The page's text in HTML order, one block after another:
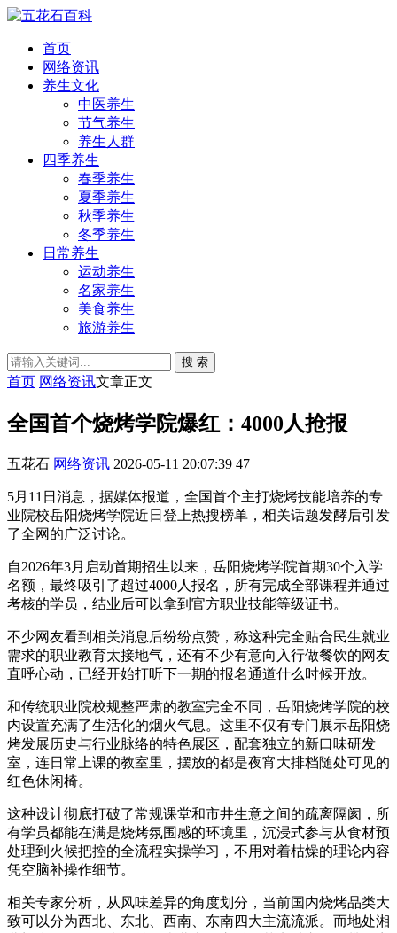
首页
网络资讯
养生文化
中医养生
节气养生
养生人群
四季养生
春季养生
夏季养生
秋季养生
冬季养生
日常养生
运动养生
名家养生
美食养生
旅游养生
搜 索
首页 网络资讯文章正文
全国首个烧烤学院爆红：4000人抢报
五花石 网络资讯 2026-05-11 20:07:39 47
5月11日消息，据媒体报道，全国首个主打烧烤技能培养的专
业院校岳阳烧烤学院近日登上热搜榜单，相关话题发酵后引发
了全网的广泛讨论。
自2026年3月启动首期招生以来，岳阳烧烤学院首期30个入学
名额，最终吸引了超过4000人报名，所有完成全部课程并通过
考核的学员，结业后可以拿到官方职业技能等级证书。
不少网友看到相关消息后纷纷点赞，称这种完全贴合民生就业
需求的职业教育太接地气，还有不少有意向入行做餐饮的网友
直呼心动，已经开始打听下一期的报名通道什么时候开放。
和传统职业院校规整严肃的教室完全不同，岳阳烧烤学院的校
内设置充满了生活化的烟火气息。这里不仅有专门展示岳阳烧
烤发展历史与行业脉络的特色展区，配套独立的新口味研发
室，连日常上课的教室里，摆放的都是夜宵大排档随处可见的
红色休闲椅。
这种设计彻底打破了常规课堂和市井生意之间的疏离隔阂，所
有学员都能在满是烧烤氛围感的环境里，沉浸式参与从食材预
处理到火候把控的全流程实操学习，不用对着枯燥的理论内容
凭空脑补操作细节。
相关专家分析，从风味差异的角度划分，当前国内烧烤品类大
致可以分为西北、东北、西南、东南四大主流流派。而地处湘